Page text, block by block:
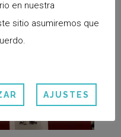
en nuestra
sitio asumiremos que
AJUSTES